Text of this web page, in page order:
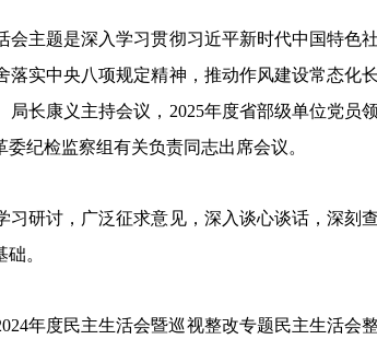
主题是深入学习贯彻习近平新时代中国特色
实中央八项规定精神，推动作风建设常态化
长康义主持会议，2025年度省部级单位党员
纪检监察组有关负责同志出席会议。
讨，广泛征求意见，深入谈心谈话，深刻
。
年度民主生活会暨巡视整改专题民主生活会